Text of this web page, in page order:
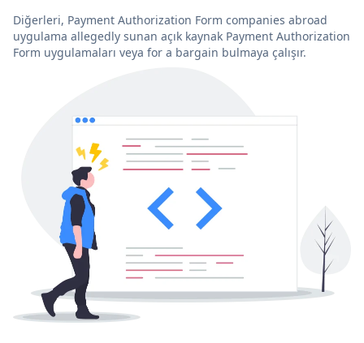
Diğerleri, Payment Authorization Form companies abroad
uygulama allegedly sunan açık kaynak Payment Authorization
Form uygulamaları veya for a bargain bulmaya çalışır.